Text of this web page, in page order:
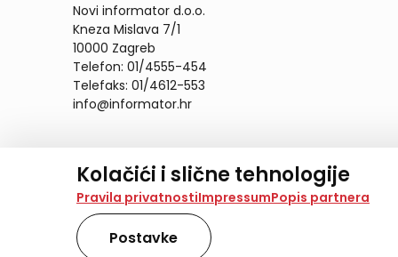
Kolačići i slične tehnologije
Na našoj web stranici koristimo kolačiće i slične
analiziramo promet na stranici te prikazujemo
također koriste ove tehnologije.
Odabirom opcije „Samo nužno“ prihvaćate samo
Pravila privatnostiImpressumPopis partnera
Postavke
Novi informator d.o.o.
Kneza Mislava 7/1
10000 Zagreb
Telefon: 01/4555-454
Telefaks: 01/4612-553
info@informator.hr